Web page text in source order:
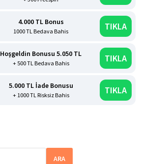
4.000 TL Bonus
1000 TL Bedava Bahis TIKLA
Hoşgeldin Bonusu 5.050 TL
+ 500 TL Bedava Bahis TIKLA
5.000 TL İade Bonusu
+ 1000 TL Risksiz Bahis TIKLA
ARA